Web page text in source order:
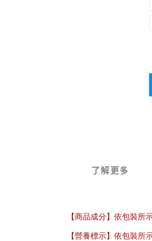
了解更多
【商品成分】依包裝所
【營養標示】依包裝所